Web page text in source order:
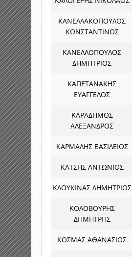
ΚΑΝΕΛΛΑΚΟΠΟΥΛΟΣ
ΚΩΝΣΤΑΝΤΙΝΟΣ
ΚΑΝΕΛΛΟΠΟΥΛΟΣ
ΔΗΜΗΤΡΙΟΣ
ΚΑΠΕΤΑΝΑΚΗΣ
ΕΥΑΓΓΕΛΟΣ
ΚΑΡΑΔΗΜΟΣ
ΑΛΕΞΑΝΔΡΟΣ
ΚΑΡΜΑΛΗΣ ΒΑΣΙΛΕΙΟΣ
ΚΑΤΣΗΣ ΑΝΤΩΝΙΟΣ
ΚΛΟΥΚΙΝΑΣ ΔΗΜΗΤΡΙΟΣ
ΚΟΛΟΒΟΥΡΗΣ
ΔΗΜΗΤΡΗΣ
ΚΟΣΜΑΣ ΑΘΑΝΑΣΙΟΣ